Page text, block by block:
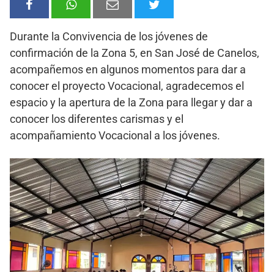
Durante la Convivencia de los jóvenes de
confirmación de la Zona 5, en San José de Canelos,
acompañemos en algunos momentos para dar a
conocer el proyecto Vocacional, agradecemos el
espacio y la apertura de la Zona para llegar y dar a
conocer los diferentes carismas y el
acompañamiento Vocacional a los jóvenes.